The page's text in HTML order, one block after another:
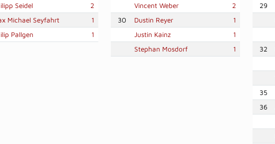
Seidel
2
Michael Seyfahrt
1
Pallgen
1
Vincent Weber
2
30
Dustin Reyer
1
Justin Kainz
1
Stephan Mosdorf
1
29
32
35
36